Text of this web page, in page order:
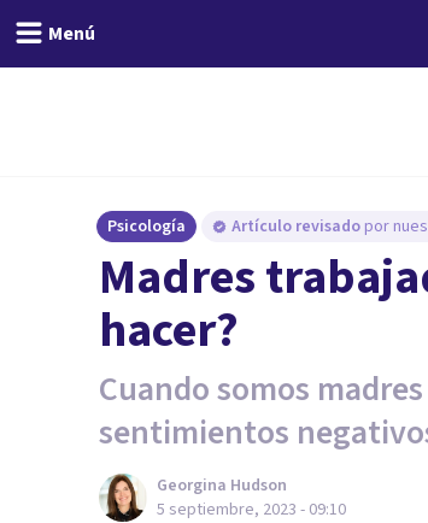
Menú
Psicología Artículo revisado por
Madres
hacer?
Cuando somos
sentimientos
Georgina Hudson
5 septiembre, 2023 - 09:10